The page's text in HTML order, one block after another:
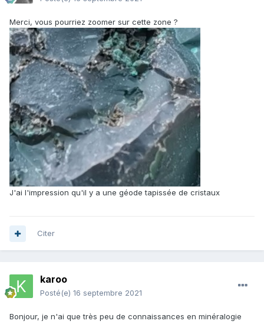
Merci, vous pourriez zoomer sur cette zone ?
J'ai l'impression qu'il y a une géode tapissée de cristaux
Citer
karoo
Posté(e) 16 septembre 2021
Bonjour, je n'ai que très peu de connaissances en minéralogie